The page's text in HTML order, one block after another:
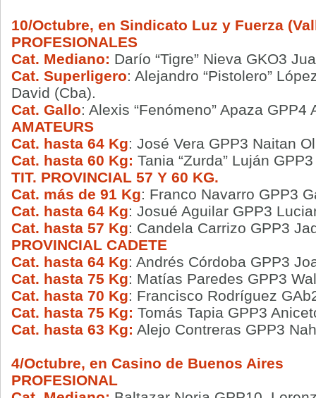
10/Octubre, en Sindicato Luz y Fuerza
PROFESIONALES
Cat. Mediano: Darío “Tigre” Nieva GKO3
Cat. Superligero: Alejandro “Pistolero”
David (Cba).
Cat. Gallo: Alexis “Fenómeno” Apaza GPP4
AMATEURS
Cat. hasta 64 Kg: José Vera GPP3 Naitan
Cat. hasta 60 Kg: Tania “Zurda” Luján
TIT. PROVINCIAL 57 Y 60 KG.
Cat. más de 91 Kg: Franco Navarro GPP3
Cat. hasta 64 Kg: Josué Aguilar GPP3
Cat. hasta 57 Kg: Candela Carrizo GPP3
PROVINCIAL CADETE
Cat. hasta 64 Kg: Andrés Córdoba GPP3
Cat. hasta 75 Kg: Matías Paredes GPP3
Cat. hasta 70 Kg: Francisco Rodríguez
Cat. hasta 75 Kg: Tomás Tapia GPP3
Cat. hasta 63 Kg: Alejo Contreras GPP3
4/Octubre, en Casino de Buenos Aires
PROFESIONAL